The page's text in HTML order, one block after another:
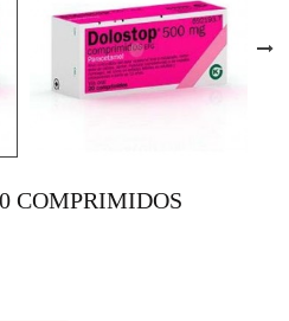
COMPRIMIDOS